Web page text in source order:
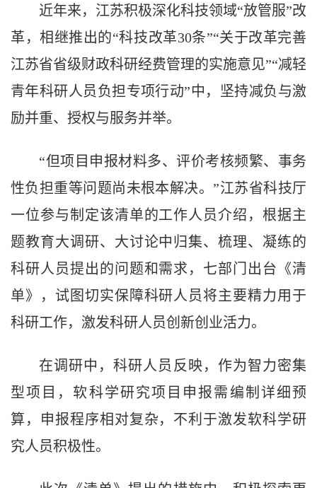
近年来，江苏积极深化科技领域“放管服”改
革，相继推出的“科技改革30条”“关于改革完善
江苏省省级财政科研经费管理的实施意见”“减轻
青年科研人员负担专项行动”中，坚持减负与激
励并重、授权与服务并举。
“但项目申报材料多、评价考核频繁、事务
性负担重等问题尚未根本解决。”江苏省科技厅
一位参与制定该清单的工作人员介绍，根据主
题教育大调研、大讨论中归集、梳理、凝练的
科研人员提出的问题和需求，七部门出台《清
单》，试图切实保障科研人员将主要精力用于
科研工作，激发科研人员创新创业活力。
在调研中，科研人员反映，作为智力密集
型项目，软科学研究项目申报需编制详细预
算，申报程序相对复杂，不利于激发软科学研
究人员积极性。